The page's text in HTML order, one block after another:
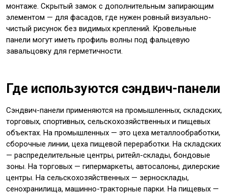
монтаже. Скрытый замок с дополнительным запирающим
элементом — для фасадов, где нужен ровный визуально-
чистый рисунок без видимых креплений. Кровельные
панели могут иметь профиль волны под фальцевую
завальцовку для герметичности.
Где используются сэндвич-панели
Сэндвич-панели применяются на промышленных, складских,
торговых, спортивных, сельскохозяйственных и пищевых
объектах. На промышленных — это цеха металлообработки,
сборочные линии, цеха пищевой переработки. На складских
— распределительные центры, ритейл-склады, бондовые
зоны. На торговых — гипермаркеты, автосалоны, дилерские
центры. На сельскохозяйственных — зерносклады,
сенохранилища, машинно-тракторные парки. На пищевых —